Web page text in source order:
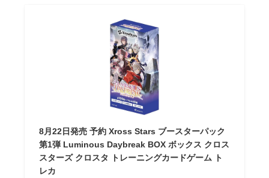
8月22日発売 予約 Xross Stars ブースターパック
第1弾 Luminous Daybreak BOX ボックス クロス
スターズ クロスタ トレーニングカードゲーム ト
レカ